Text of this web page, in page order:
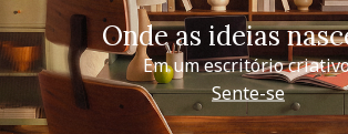
Onde as ideias
Em um escritório
Sente-se